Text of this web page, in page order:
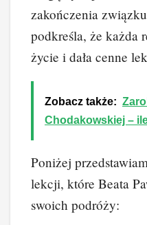
zakończenia
podkreśla, że każda
życie i dała cenne
Zobacz także:
Chodakowskiej –
Poniżej
lekcji, które Beata
swoich podróży: